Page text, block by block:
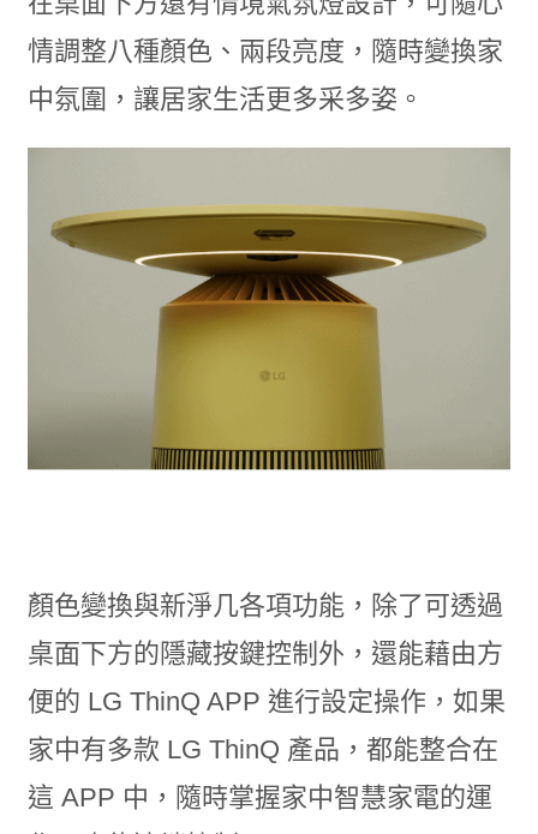
情調整八種顏色、兩段亮度，隨時變換家
中氛圍，讓居家生活更多采多姿。
顏色變換與新淨几各項功能，除了可透過
桌面下方的隱藏按鍵控制外，還能藉由方
便的 LG ThinQ APP 進行設定操作，如果
家中有多款 LG ThinQ 產品，都能整合在
這 APP 中，隨時掌握家中智慧家電的運